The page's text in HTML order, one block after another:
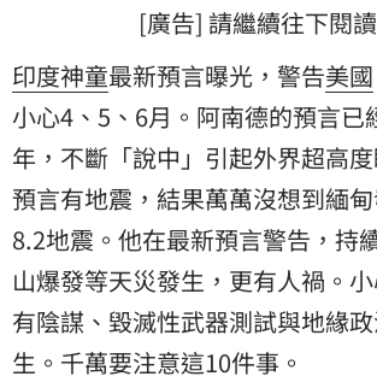
[廣告] 請繼續往下閱
印度神童最新預言曝光，警告美國
小心4、5、6月。阿南德的預言已
年，不斷「說中」引起外界超高
預言有地震，結果萬萬沒想到緬
8.2地震。他在最新預言警告，持
山爆發等天災發生，更有人禍。
有陰謀、毀滅性武器測試與地緣
生。千萬要注意這10件事。